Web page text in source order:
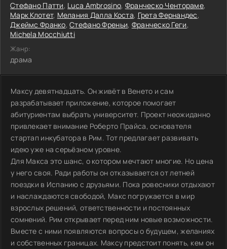
Стефано Патти, Luca Ambrosino, Франческо Чентораме,
Марк Клотет, Мелания Далла Коста, Грета Фернандес,
Джеймс Франко,Стефано Френьи, Франческо Геги,
Michela Mocchiutti
Жанр:
драма
Максу девятнадцать. Он живёт в Венето и сам
разрабатывает приложение, которое помогает
абитуриентам выбрать университет. Проект неожиданно
привлекает внимание Роберто Прайса, основателя
стартап инкубатора в Рим. Тот предлагает развивать
идею уже на серьёзном уровне.
Для Макса это шанс, о котором мечтают многие. Но цена
у него своя. Ради работы он отказывается от летней
поездки в Испанию с друзьями. Пока ровесники отдыхают
и наслаждаются свободой, Макс погружается в мир
взрослых решений, ответственности и постоянных
сомнений. Рим открывает перед ним новые возможности.
Вместе с ними появляются вопросы о будущем, желаниях
и собственных границах. Максу предстоит понять, кем он